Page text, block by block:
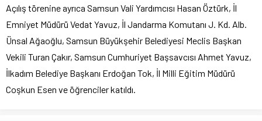
Açılış törenine ayrıca Samsun Vali Yardımcısı Hasan Öztürk, İl
Emniyet Müdürü Vedat Yavuz, İl Jandarma Komutanı J. Kd. Alb.
Ünsal Ağaoğlu, Samsun Büyükşehir Belediyesi Meclis Başkan
Vekili Turan Çakır, Samsun Cumhuriyet Başsavcısı Ahmet Yavuz,
İlkadım Belediye Başkanı Erdoğan Tok, İl Milli Eğitim Müdürü
Coşkun Esen ve öğrenciler katıldı.